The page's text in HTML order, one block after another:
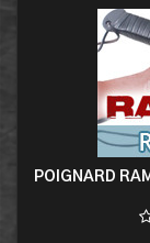
POIGNARD